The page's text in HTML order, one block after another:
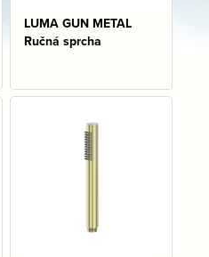
LUMA GUN METAL
Ručná sprcha